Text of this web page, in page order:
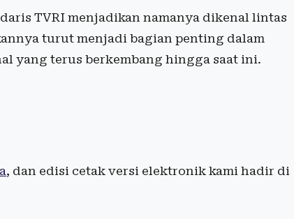
TVRI menjadikan namanya dikenal lintas
turut menjadi bagian penting dalam
yang terus berkembang hingga saat ini.
, dan edisi cetak versi elektronik kami hadir di